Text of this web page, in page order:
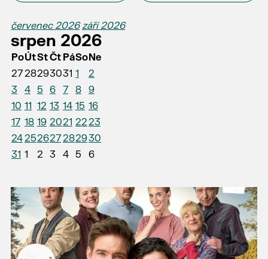
červenec 2026 září 2026
srpen 2026
PoÚtStČt PáSoNe
2728293031 1
2
3
4 5 6 7 8
9
10 11 12 13 14 15 16
17 18 19 2021 2223
24252627282930
31 1 2 3 4 5 6